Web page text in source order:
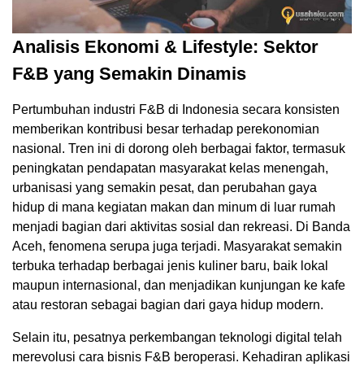
Analisis Ekonomi & Lifestyle: Sektor
F&B yang Semakin Dinamis
Pertumbuhan industri F&B di Indonesia secara konsisten
memberikan kontribusi besar terhadap perekonomian
nasional. Tren ini di dorong oleh berbagai faktor, termasuk
peningkatan pendapatan masyarakat kelas menengah,
urbanisasi yang semakin pesat, dan perubahan gaya
hidup di mana kegiatan makan dan minum di luar rumah
menjadi bagian dari aktivitas sosial dan rekreasi. Di Banda
Aceh, fenomena serupa juga terjadi. Masyarakat semakin
terbuka terhadap berbagai jenis kuliner baru, baik lokal
maupun internasional, dan menjadikan kunjungan ke kafe
atau restoran sebagai bagian dari gaya hidup modern.
Selain itu, pesatnya perkembangan teknologi digital telah
merevolusi cara bisnis F&B beroperasi. Kehadiran aplikasi